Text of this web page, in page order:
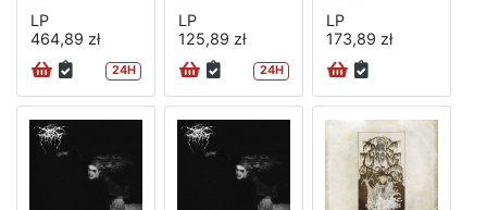
LP
464,89 zł
24H
LP
125,89 zł
24H
LP
173,89 zł